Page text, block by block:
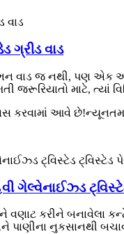
ગ્રીડ વાડ
વાડ જ નથી, પણ એક
માટે, ત્યાં
કરવામાં આવે
ગેલ્વેનાઈઝ્ડ
કરીને બનાવેલા
નુકસાનથી